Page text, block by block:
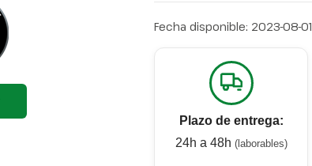
Fecha disponible: 2023-08-01
Plazo de entrega:
24h a 48h (laborables)